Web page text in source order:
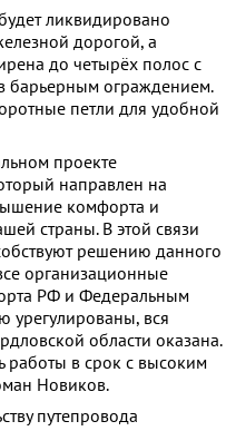
ликвидировано
дорогой, а
до четырёх полос с
барьерным ограждением.
петли для удобной
проекте
направлен на
комфорта и
страны. В этой связи
решению данного
организационные
РФ и Федеральным
урегулированы, вся
области оказана.
работы в срок с высоким
Новиков.
путепровода